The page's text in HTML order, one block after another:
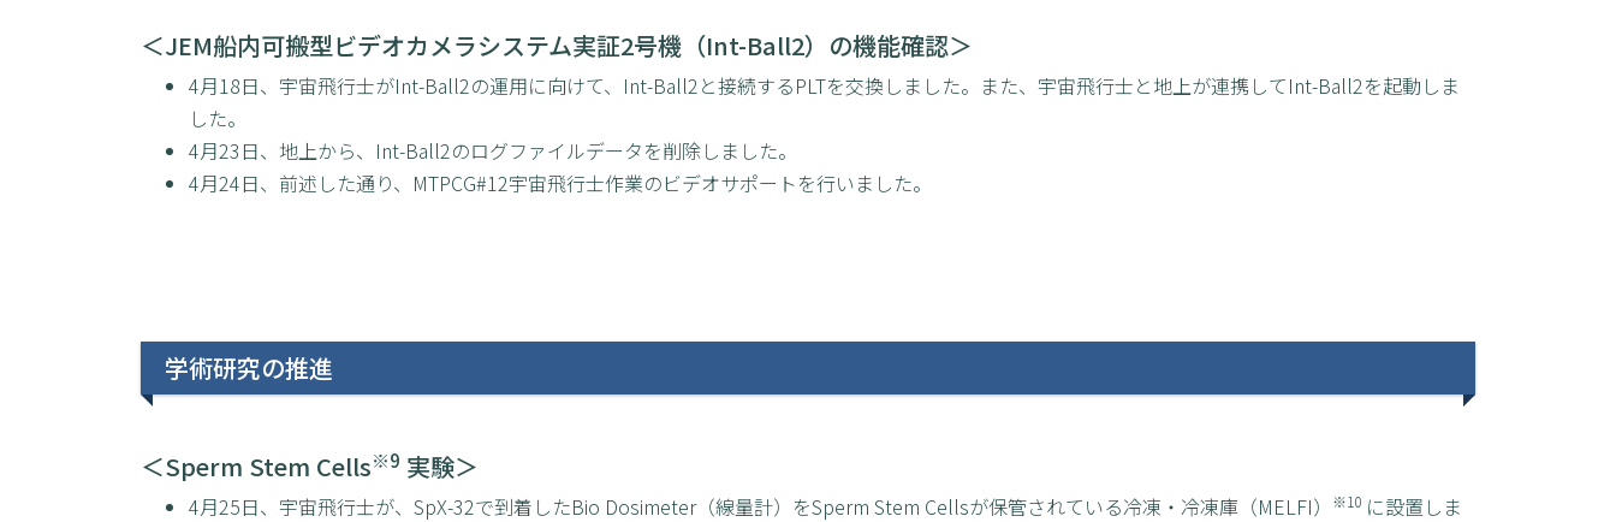
＜JEM船内可搬型ビデオカメラシステム実証2号機（Int-Ball2）の機能確認＞
4月18日、宇宙飛行士がInt-Ball2の運用に向けて、Int-Ball2と接続するPLTを交換しました。また、宇宙飛行士と地上が連携してInt-Ball2を起動しま
した。
4月23日、地上から、Int-Ball2のログファイルデータを削除しました。
4月24日、前述した通り、MTPCG#12宇宙飛行士作業のビデオサポートを行いました。
学術研究の推進
＜Sperm Stem Cells※9 実験＞
4月25日、宇宙飛行士が、SpX-32で到着したBio Dosimeter（線量計）をSperm Stem Cellsが保管されている冷凍・冷凍庫（MELFI） ※10 に設置しま